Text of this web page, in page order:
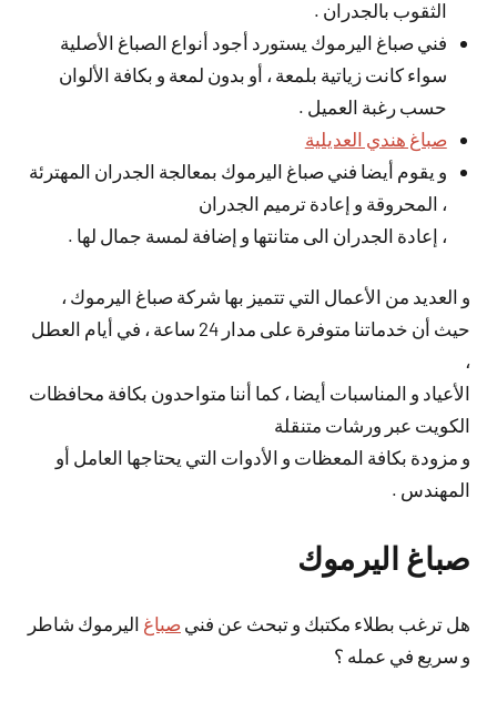
الثقوب بالجدران .
فني صباغ اليرموك يستورد أجود أنواع الصباغ الأصلية
سواء كانت زياتية بلمعة ، أو بدون لمعة و بكافة الألوان
حسب رغبة العميل .
صباغ هندي العديلية
و يقوم أيضا فني صباغ اليرموك بمعالجة الجدران المهترئة
، المحروقة و إعادة ترميم الجدران
، إعادة الجدران الى متانتها و إضافة لمسة جمال لها .
و العديد من الأعمال التي تتميز بها شركة صباغ اليرموك ،
حيث أن خدماتنا متوفرة على مدار 24 ساعة ، في أيام العطل
،
الأعياد و المناسبات أيضا ، كما أننا متواحدون بكافة محافظات
الكويت عبر ورشات متنقلة
و مزودة بكافة المعظات و الأدوات التي يحتاجها العامل أو
المهندس .
صباغ اليرموك
هل ترغب بطلاء مكتبك و تبحث عن فني صباغ اليرموك شاطر
و سريع في عمله ؟